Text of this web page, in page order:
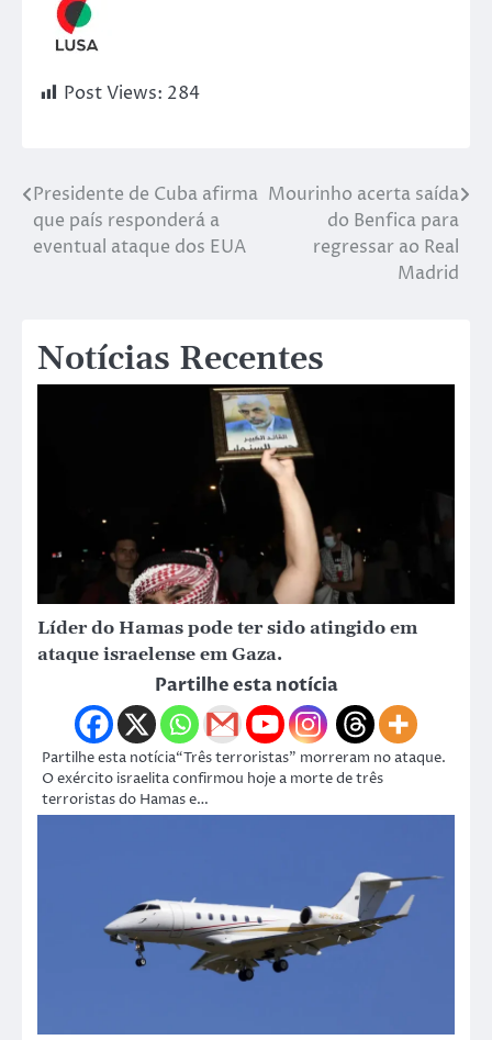
Post Views: 284
Presidente de Cuba afirma
que país responderá a
eventual ataque dos EUA
Mourinho acerta saída
do Benfica para
regressar ao Real
Madrid
Notícias Recentes
Líder do Hamas pode ter sido atingido em
ataque israelense em Gaza.
Partilhe esta notícia
Partilhe esta notícia“Três terroristas” morreram no ataque.
O exército israelita confirmou hoje a morte de três
terroristas do Hamas e…